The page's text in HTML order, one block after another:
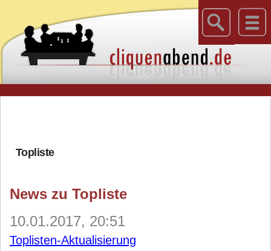
Topliste
News zu Topliste
10.01.2017, 20:51
Toplisten-Aktualisierung